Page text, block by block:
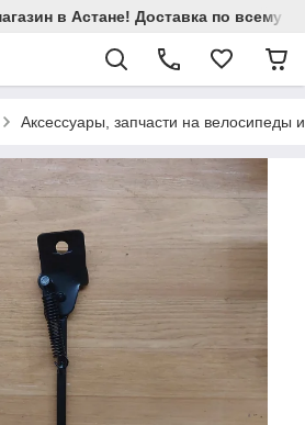
в Астане! Доставка по всему
Аксессуары, запчасти на велосипеды